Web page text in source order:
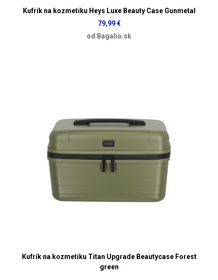
Kufrík na kozmetiku Heys Luxe Beauty Case Gunmetal
79,99 €
od Bagalio.sk
Kufrík na kozmetiku Titan Upgrade Beautycase Forest
green